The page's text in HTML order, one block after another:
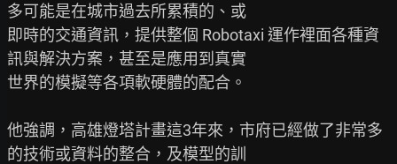
多可能是在城市過去所累積的、或
即時的交通資訊，提供整個 Robotaxi 運作裡面各種資
訊與解決方案，甚至是應用到真實
世界的模擬等各項軟硬體的配合。
他強調，高雄燈塔計畫這3年來，市府已經做了非常多
的技術或資料的整合，及模型的訓